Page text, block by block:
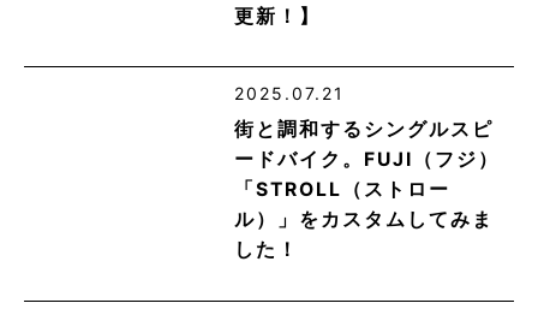
更新！】
2025.07.21
街と調和するシングルスピ
ードバイク。FUJI（フジ）
「STROLL（ストロー
ル）」をカスタムしてみま
した！